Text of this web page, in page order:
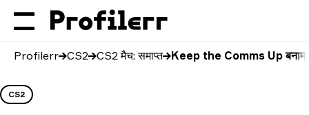
Profilerr CS2 CS2 मैच: समाप्त Keep the Comms Up बनाम
CS2